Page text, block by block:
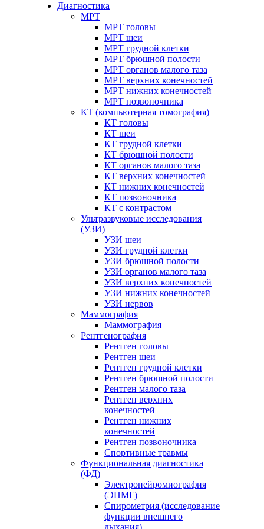
Диагностика
МРТ
МРТ головы
МРТ шеи
МРТ грудной клетки
МРТ брюшной полости
МРТ органов малого таза
МРТ верхних конечностей
МРТ нижних конечностей
МРТ позвоночника
КТ (компьютерная томография)
КТ головы
КТ шеи
КТ грудной клетки
КТ брюшной полости
КТ органов малого таза
КТ верхних конечностей
КТ нижних конечностей
КТ позвоночника
КТ с контрастом
Ультразвуковые исследования
(УЗИ)
УЗИ шеи
УЗИ грудной клетки
УЗИ брюшной полости
УЗИ органов малого таза
УЗИ верхних конечностей
УЗИ нижних конечностей
УЗИ нервов
Маммография
Маммография
Рентгенография
Рентген головы
Рентген шеи
Рентген грудной клетки
Рентген брюшной полости
Рентген малого таза
Рентген верхних
конечностей
Рентген нижних
конечностей
Рентген позвоночника
Спортивные травмы
Функциональная диагностика
(ФД)
Электронейромиография
(ЭНМГ)
Спирометрия (исследование
функции внешнего
дыхания)